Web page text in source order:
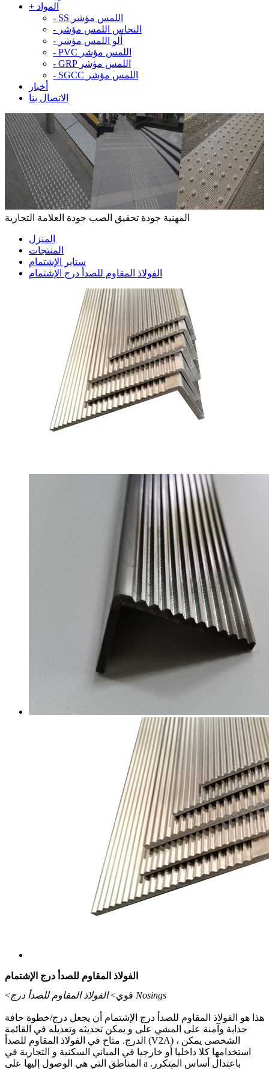
+ المواد
-
SS اللمس مؤشر
- النحاس اللمس مؤشر
- ألو اللمس مؤشر
-
PVC اللمس مؤشر
-
GRP اللمس مؤشر
-
SGCC اللمس مؤشر
أخبار
الاتصال بنا
المهنية جودة تحقيق الصب جودة العلامة التجارية
المنزل
المنتجات
ستاير الإشتمام
الفولاذ المقاوم للصدأ درج الإشتمام
الفولاذ المقاوم للصدأ درج الإشتمام
<قوي> الفولاذ المقاوم للصدأ درج Nosings
هذا هو الفولاذ المقاوم للصدأ درج الإشتمام أن يجعل درج/خطوة حافة
جذابة وآمنة على المشي على و يمكن تحديثه وتعديله في القائمة
الدرج. متاح في الفولاذ المقاوم للصدأ (V2A) ، الشخصى يمكن
استخدامها كلا داخليا أو خارجيا في المباني السكنية و التجارية في
المناطق التي هي الوصول إليها على a باعتدال أساس المتكرر.